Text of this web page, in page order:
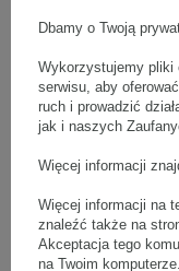
Koperty bąbelkowe
SILVER 235x260mm
szt.
Dbamy o Twoją
Wykorzystujemy pliki
serwisu, aby
ruch i prowadzić
jak i naszych
Więcej informacji
Więcej informacji na
znaleźć także na
Akceptacja tego
na Twoim